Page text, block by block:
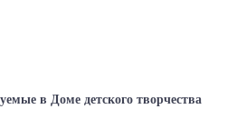
в Доме детского творчества